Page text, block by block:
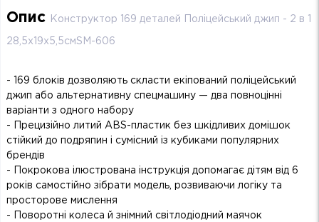
Опис Конструктор 169 деталей Поліцейський джип - 2 в 1
28,5х19х5,5смSM-606
- 169 блоків дозволяють скласти екіпований поліцейський
джип або альтернативну спецмашину — два повноцінні
варіанти з одного набору
- Прецизійно литий ABS-пластик без шкідливих домішок
стійкий до подряпин і сумісний із кубиками популярних
брендів
- Покрокова ілюстрована інструкція допомагає дітям від 6
років самостійно зібрати модель, розвиваючи логіку та
просторове мислення
- Поворотні колеса й знімний світлодіодний маячок